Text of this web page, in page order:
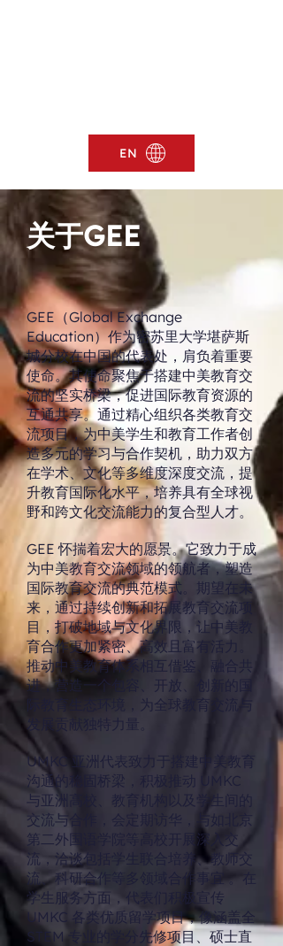
EN
​关于GEE
GEE（Global Exchange
Education）作为密苏里大学堪萨斯
城分校在中国的代表处，肩负着重要
使命。其使命聚焦于搭建中美教育交
流的坚实桥梁，促进国际教育资源的
互通共享。通过精心组织各类教育交
流项目，为中美学生和教育工作者创
造多元的学习与合作契机，助力双方
在学术、文化等多维度深度交流，提
升教育国际化水平，培养具有全球视
野和跨文化交流能力的复合型人才。
GEE 怀揣着宏大的愿景。它致力于成
为中美教育交流领域的领航者，塑造
国际教育交流的典范模式。期望在未
来，通过持续创新和拓展教育交流项
目，打破地域与文化界限，让中美教
育合作更加紧密、高效且富有活力。
推动中美教育体系相互借鉴、融合共
进，营造一个包容、开放、创新的国
际教育生态环境，为全球教育交流与
发展贡献独特力量。​
UMKC 亚洲代表致力于搭建中美教育
沟通的稳固桥梁，积极推动 UMKC
与亚洲高校、教育机构以及学生间的
交流与合作，会定期访华，与如北京
第二外国语学院等高校开展深入交
流，洽谈包括学生联合培养、教师交
流、科研合作等多领域合作事宜 。在
学生服务方面，代表们积极宣传
UMKC 各类优质留学项目，像涵盖全
STEM 专业的学分先修项目、硕士直